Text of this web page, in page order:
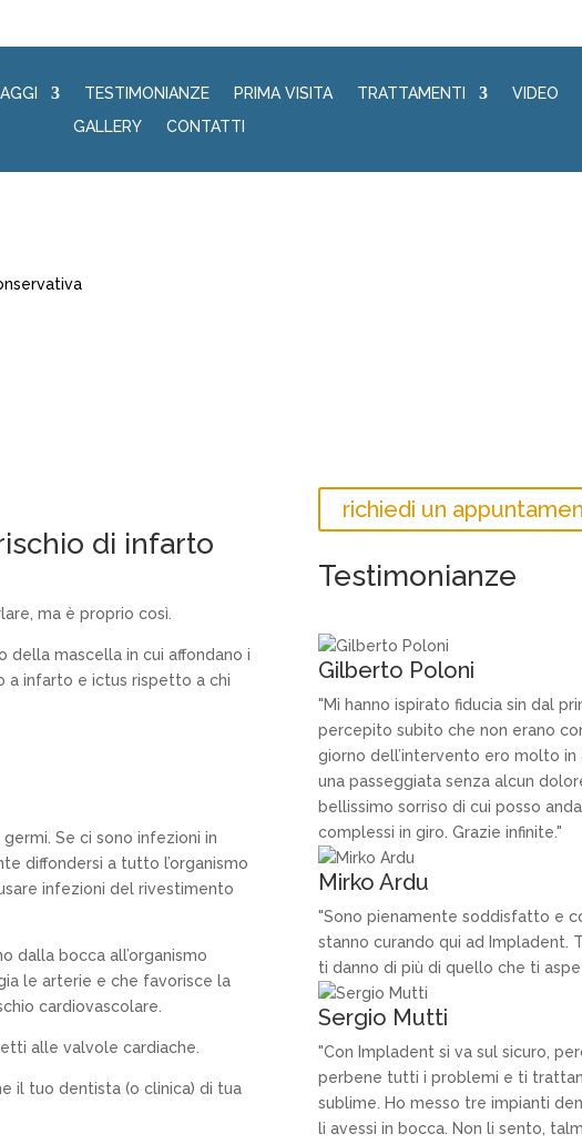
TESTIMONIANZE PRIMA VISITA TRATTAMENTI
VIDEO
GALLERY
CONTATTI
di infarto
ma è proprio così.
della mascella in cui affondano i
a infarto e ictus rispetto a chi
Se ci sono infezioni in
diffondersi a tutto l’organismo
infezioni del rivestimento
dalla bocca all’organismo
le arterie e che favorisce la
cardiovascolare.
alle valvole cardiache.
il tuo dentista (o clinica) di tua
richiedi un
Testimonianze
Gilberto Poloni
"Mi hanno ispirato fiducia sin dal
percepito subito che non erano
giorno dell’intervento ero molto in
una passeggiata senza alcun
bellissimo sorriso di cui posso
complessi in giro. Grazie infinite."
Mirko Ardu
"Sono pienamente soddisfatto e
stanno curando qui ad Impladent.
ti danno di più di quello che ti
Sergio Mutti
"Con Impladent si va sul sicuro,
perbene tutti i problemi e ti
sublime. Ho messo tre impianti
li avessi in bocca. Non li sento,